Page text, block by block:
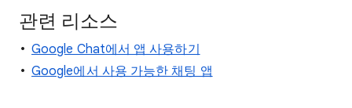
관련 리소스
Google Chat에서 앱 사용하기
Google에서 사용 가능한 채팅 앱